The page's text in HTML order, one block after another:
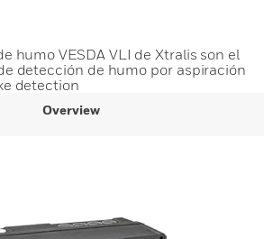
humo VESDA VLI de Xtralis son el
detección de humo por aspiración
detection
Overview